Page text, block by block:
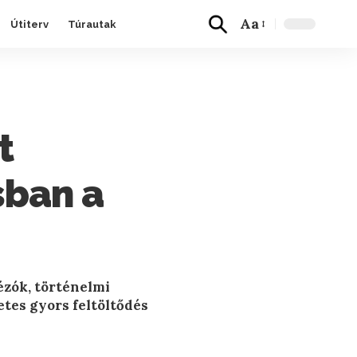
Útiterv Túrautak Aa
a
történelmi
gyors feltöltődés